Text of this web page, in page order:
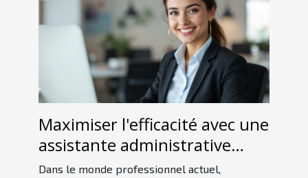
Maximiser l'efficacité avec une
assistante administrative
indépendante
Dans le monde professionnel actuel,